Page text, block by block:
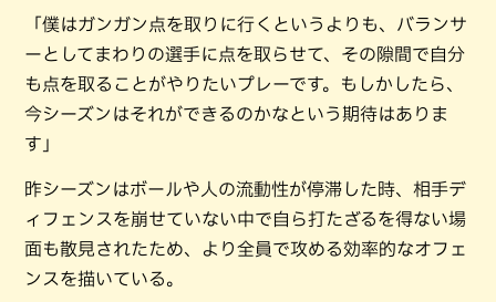
「僕はガンガン点を取りに行くというよりも、バランサ
ーとしてまわりの選手に点を取らせて、その隙間で自分
も点を取ることがやりたいプレーです。もしかしたら、
今シーズンはそれができるのかなという期待はありま
す」
昨シーズンはボールや人の流動性が停滞した時、相手デ
ィフェンスを崩せていない中で自ら打たざるを得ない場
面も散見されたため、より全員で攻める効率的なオフェ
ンスを描いている。